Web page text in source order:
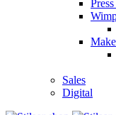
Sales
Digital